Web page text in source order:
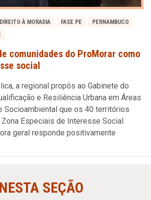
DIREITO À MORADIA FASE PE
PERNAMBUCO
comunidades do ProMorar como
social
a regional propôs ao Gabinete do
e Resiliência Urbana em Áreas
Socioambiental que os 40 territórios
Especiais de Interesse Social
geral responde positivamente
NESTA SEÇÃO